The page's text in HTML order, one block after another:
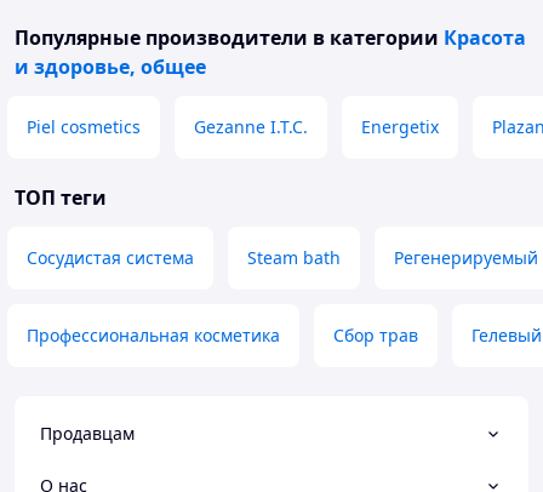
Популярные производители в категории Красота
и здоровье, общее
Piel cosmetics Gezanne I.T.C. Energetix
ТОП теги
Сосудистая система Steam bath Регенерируемый
Профессиональная косметика Сбор трав
Продавцам
О нас